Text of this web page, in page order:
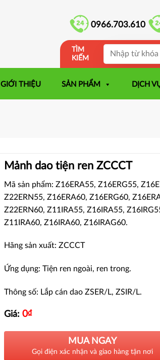
0966.703.610
TÌM
KIẾM
GIỚI THIỆU SẢN PHẨM DỊCH
Mảnh dao tiện ren ZCCCT
Mã sản phẩm: Z16ERA55, Z16ERG55,
Z22ERN55, Z16ERA60, Z16ERG60,
Z22ERN60, Z11IRA55, Z16IRA55,
Z11IRA60, Z16IRA60, Z16IRAG60.
Hãng sản xuất: ZCCCT
Ứng dụng: Tiện ren ngoài, ren trong.
Thông số: Lắp cán dao ZSER/L, ZSIR/L.
Giá: 0₫
MUA NGAY
Gọi điện xác nhận và giao hàng tận nơi